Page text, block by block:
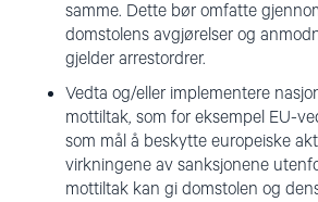
samme. Dette bør omfatte
domstolens avgjørelser og
gjelder arrestordrer.
Vedta og/eller implementere
mottiltak, som for eksempel EU-
som mål å beskytte europeiske
virkningene av sanksjonene
mottiltak kan gi domstolen og